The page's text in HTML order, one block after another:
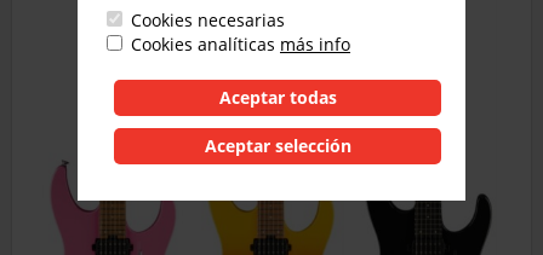
Cookies necesarias
Cookies analíticas más info
Aceptar todas
Aceptar selección